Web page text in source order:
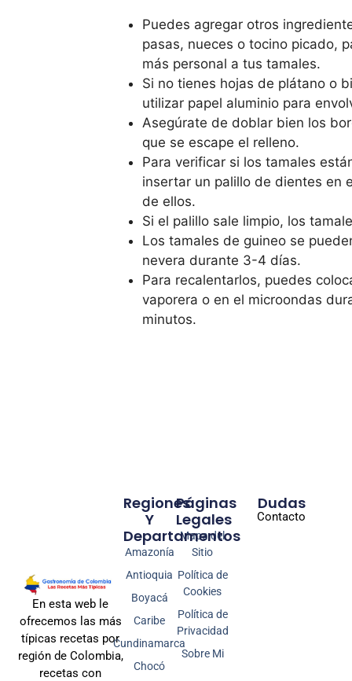
Puedes agregar otros
pasas, nueces o tocino picado,
más personal a tus tamales.
Si no tienes hojas de plátano o
utilizar papel aluminio para
Asegúrate de doblar bien los
que se escape el relleno.
Para verificar si los tamales
insertar un palillo de dientes en
de ellos.
Si el palillo sale limpio, los
Los tamales de guineo se
nevera durante 3-4 días.
Para recalentarlos, puedes
vaporera o en el microondas
minutos.
En esta web le
ofrecemos las más
típicas recetas por
región de Colombia,
recetas con
Páginas
Legales
Mapa del
Sitio
Política de
Cookies
Política de
Privacidad
Sobre Mi
Regiones
Y
Departamentos
Amazonía
Antioquia
Boyacá
Caribe
Cundinamarca
Chocó
Dudas
Contacto